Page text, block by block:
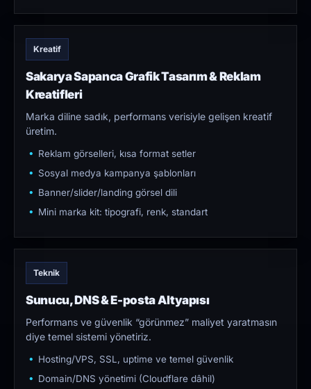
Kreatif
Sakarya Sapanca Grafik Tasarım & Reklam
Kreatifleri
Marka diline sadık, performans verisiyle gelişen kreatif
üretim.
Reklam görselleri, kısa format setler
Sosyal medya kampanya şablonları
Banner/slider/landing görsel dili
Mini marka kit: tipografi, renk, standart
Teknik
Sunucu, DNS & E-posta Altyapısı
Performans ve güvenlik “görünmez” maliyet yaratmasın
diye temel sistemi yönetiriz.
Hosting/VPS, SSL, uptime ve temel güvenlik
Domain/DNS yönetimi (Cloudflare dâhil)